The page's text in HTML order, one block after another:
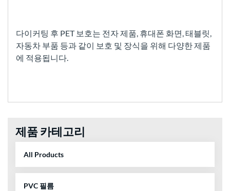
다이커팅 후 PET 보호는 전자 제품, 휴대폰 화면, 태블릿,
자동차 부품 등과 같이 보호 및 장식을 위해 다양한 제품
에 적용됩니다.
제품 카테고리
All Products
PVC 필름